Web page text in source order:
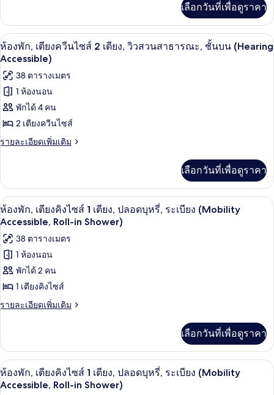
Tub)
ควีน
ไซส์
2
เตียง,
ชั้น
บน
(Hearing
Accessible)
เกี่ยว
กับ
ห้อง
พัก,
ควีน
ไซส์
2
เตียง,
ชั้น
(Hearing
เลือกวันที่เพื่อดูราคา
เปิด
ภาพถ่าย
ทั้งหมด
ของ
ห้อง
พัก,
เตียง
ไซส์
2
เตียง,
วิว
สวน
สาธารณะ,
ชั้น
บน
เครื่องนอนป้องกันสารก่อภูมิแพ้, ตู้นิรภั
4
ห้องพัก, เตียงควีนไซส์ 2 เตียง, วิวสวนสาธารณะ, ชั้นบน (Hearing
Accessible)
38 ตารางเมตร
1 ห้องนอน
พักได้ 4 คน
2 เตียงควีนไซส์
รายละเอียดเพิ่มเติม
ราย
เกี่ยว
กับ
ห้อง
พัก,
ควีน
ไซส์
2
เตียง,
วิว
สาธารณะ,
Accessible)
เลือกวันที่เพื่อดูราคา
เปิด
ภาพถ่าย
ทั้งหมด
ของ
ห้อง
พัก,
เตียง
ไซส์
1
เตียง,
เครื่องนอนป้องกันสารก่อภูมิแพ้, ตู้นิรภั
3
ห้องพัก, เตียงคิงไซส์ 1 เตียง, ปลอดบุหรี่, ระเบียง (Mobility
Accessible, Roll-in Shower)
38 ตารางเมตร
1 ห้องนอน
พักได้ 2 คน
1 เตียงคิงไซส์
รายละเอียดเพิ่มเติม
ราย
เกี่ยว
กับ
ห้อง
พัก,
เลือกวันที่เพื่อดูราคา
เปิด
ภาพถ่าย
เครื่องนอนป้องกันสารก่อภูมิแพ้, ตู้นิรภั
3
ห้องพัก, เตียงคิงไซส์ 1 เตียง, ปลอดบุหรี่, ระเบียง (Mobility
Accessible, Roll-in Shower)